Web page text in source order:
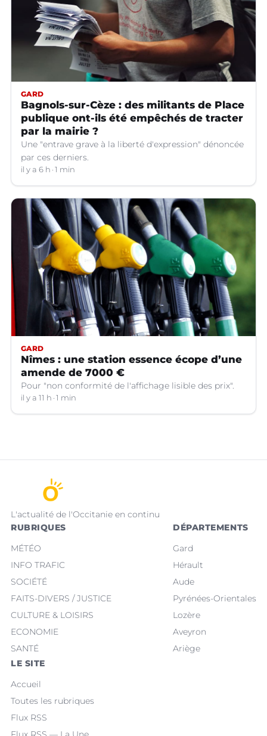
GARD
Bagnols-sur-Cèze : des militants de Place
publique ont-ils été empêchés de tracter
par la mairie ?
Une "entrave grave à la liberté d'expression" dénoncée
par ces derniers.
il y a 6 h 1 min
GARD
Nîmes : une station essence écope d’une
amende de 7000 €
Pour "non conformité de l'affichage lisible des prix".
il y a 11 h 1 min
L'actualité de l'Occitanie en continu
RUBRIQUES
MÉTÉO
INFO TRAFIC
SOCIÉTÉ
FAITS-DIVERS / JUSTICE
CULTURE & LOISIRS
ECONOMIE
SANTÉ
DÉPARTEMENTS
Gard
Hérault
Aude
Pyrénées-Orientales
Lozère
Aveyron
Ariège
LE SITE
Accueil
Toutes les rubriques
Flux RSS